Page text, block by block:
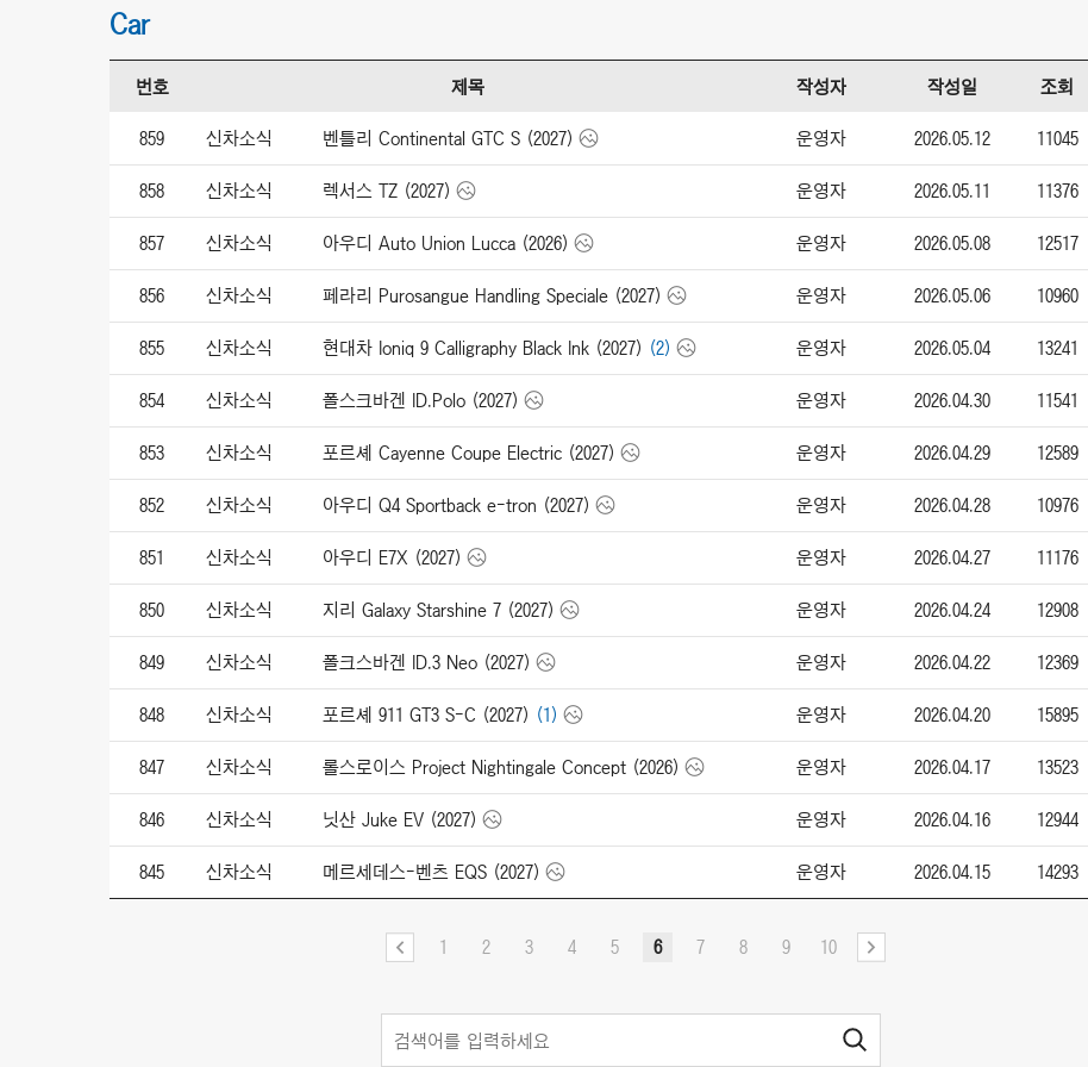
Car
번호 제목 작성자 작성일 조회
859 신차소식 벤틀리 Continental GTC S (2027) 운영자 2026.05.12 11045
858 신차소식 렉서스 TZ (2027) 운영자 2026.05.11 11376
857 신차소식 아우디 Auto Union Lucca (2026) 운영자 2026.05.08 12517
856 신차소식 페라리 Purosangue Handling Speciale (2027) 운영자 2026.05.06 10960
855 신차소식 현대차 Ioniq 9 Calligraphy Black Ink (2027) (2) 운영자 2026.05.04 13241
854 신차소식 폴스크바겐 ID.Polo (2027) 운영자 2026.04.30 11541
853 신차소식 포르셰 Cayenne Coupe Electric (2027) 운영자 2026.04.29 12589
852 신차소식 아우디 Q4 Sportback e-tron (2027) 운영자 2026.04.28 10976
851 신차소식 아우디 E7X (2027) 운영자 2026.04.27 11176
850 신차소식 지리 Galaxy Starshine 7 (2027) 운영자 2026.04.24 12908
849 신차소식 폴크스바겐 ID.3 Neo (2027) 운영자 2026.04.22 12369
848 신차소식 포르셰 911 GT3 S-C (2027) (1) 운영자 2026.04.20 15895
847 신차소식 롤스로이스 Project Nightingale Concept (2026) 운영자 2026.04.17 13523
846 신차소식 닛산 Juke EV (2027) 운영자 2026.04.16 12944
845 신차소식 메르세데스-벤츠 EQS (2027) 운영자 2026.04.15 14293
1 2 3 4 5 6 7 8 9 10